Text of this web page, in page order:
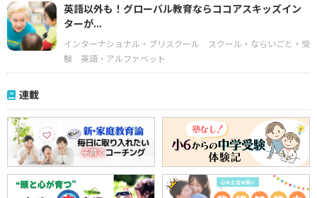
英語以外も！グローバル教育ならココアスキッズイン
ターが...
インターナショナル・プリスクール
スクール・ならいごと・受
験
英語・アルファベット
連載